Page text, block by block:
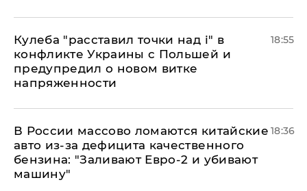
Кулеба "расставил точки над і" в
конфликте Украины с Польшей и
предупредил о новом витке
напряженности
18:55
В России массово ломаются китайские
авто из-за дефицита качественного
бензина: "Заливают Евро-2 и убивают
машину"
18:36